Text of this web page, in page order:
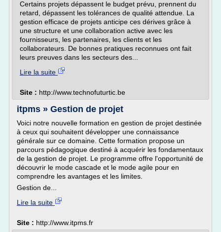
Certains projets dépassent le budget prévu, prennent du
retard, dépassent les tolérances de qualité attendue. La
gestion efficace de projets anticipe ces dérives grâce à
une structure et une collaboration active avec les
fournisseurs, les partenaires, les clients et les
collaborateurs. De bonnes pratiques reconnues ont fait
leurs preuves dans les secteurs des...
Lire la suite
Site : http://www.technofuturtic.be
itpms » Gestion de projet
Voici notre nouvelle formation en gestion de projet destinée
à ceux qui souhaitent développer une connaissance
générale sur ce domaine. Cette formation propose un
parcours pédagogique destiné à acquérir les fondamentaux
de la gestion de projet. Le programme offre l'opportunité de
découvrir le mode cascade et le mode agile pour en
comprendre les avantages et les limites.
Gestion de...
Lire la suite
Site : http://www.itpms.fr